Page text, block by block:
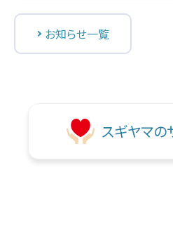
お知らせ一覧
スギヤマ